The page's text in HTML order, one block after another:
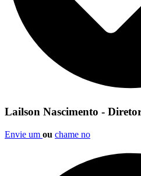
Lailson Nascimento -
Envie um ou chame no